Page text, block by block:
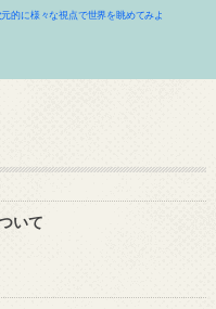
的に様々な視点で世界を眺めてみよ
いて